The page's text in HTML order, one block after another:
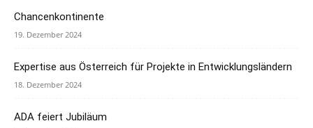
Chancenkontinente
19. Dezember 2024
Expertise aus Österreich für Projekte in Entwicklungsländern
18. Dezember 2024
ADA feiert Jubiläum